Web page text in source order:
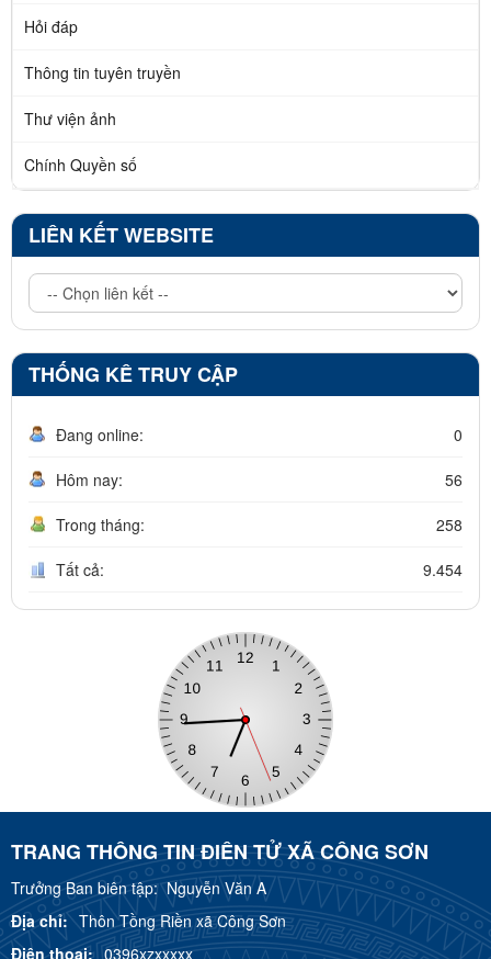
Hỏi đáp
Thông tin tuyên truyền
Thư viện ảnh
Chính Quyền số
LIÊN KẾT WEBSITE
THỐNG KÊ TRUY CẬP
Đang online: 0
Hôm nay: 56
Trong tháng: 258
Tất cả: 9.454
TRANG THÔNG TIN ĐIÊN TỬ XÃ CÔNG SƠN
Trưởng Ban biên tập:Nguyễn Văn A
Địa chỉ: Thôn Tồng Riền xã Công Sơn
Điện thoại: 0396xzxxxxx